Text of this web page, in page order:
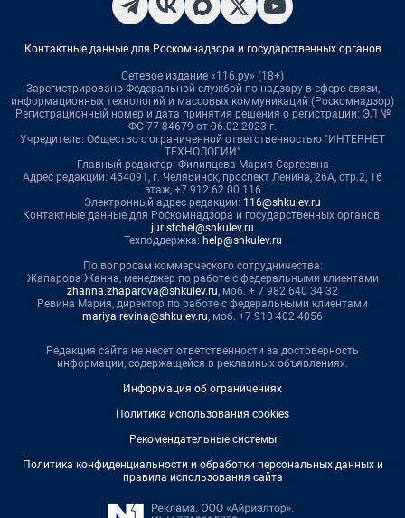
Контактные данные для Роскомнадзора и государственных органов
Сетевое издание «116.ру» (18+)
Зарегистрировано Федеральной службой по надзору в сфере связи,
информационных технологий и массовых коммуникаций (Роскомнадзор)
Регистрационный номер и дата принятия решения о регистрации: ЭЛ №
ФС 77-84679 от 06.02.2023 г.
Учредитель: Общество с ограниченной ответственностью "ИНТЕРНЕТ
ТЕХНОЛОГИИ"
Главный редактор: Филипцева Мария Сергеевна
Адрес редакции: 454091, г. Челябинск, проспект Ленина, 26А, стр.2, 16
этаж, +7 912 62 00 116
Электронный адрес редакции: 116@shkulev.ru
Контактные данные для Роскомнадзора и государственных органов:
juristchel@shkulev.ru
Техподдержка: help@shkulev.ru
По вопросам коммерческого сотрудничества:
Жапарова Жанна, менеджер по работе с федеральными клиентами
zhanna.zhaparova@shkulev.ru, моб. + 7 982 640 34 32
Ревина Мария, директор по работе с федеральными клиентами
mariya.revina@shkulev.ru, моб. +7 910 402 4056
Редакция сайта не несет ответственности за достоверность
информации, содержащейся в рекламных объявлениях.
Информация об ограничениях
Политика использования cookies
Рекомендательные системы
Политика конфиденциальности и обработки персональных данных и
правила использования сайта